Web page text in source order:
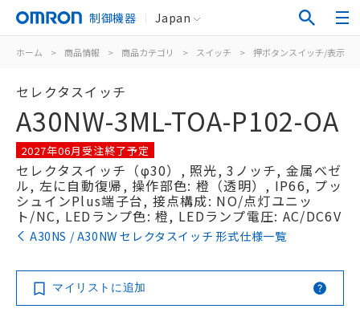
制御機器 Japan
ホーム > 商品情報 > 商品カテゴリ > スイッチ > 押ボタンスイッチ/表示灯
セレクタスイッチ
A30NW-3ML-TOA-P102-OA
2027年06月受注終了予定
セレクタスイッチ（φ30）, 照光, 3ノッチ, 金属ベゼ
ル, 左に自動復帰, 操作部色: 橙（透明）, IP66, プッ
シュインPlus端子台, 接点構成: NO/点灯ユニッ
ト/NC, LEDランプ色: 橙, LEDランプ電圧: AC/DC6V
A30NS / A30NW セレクタスイッチ 形式仕様一覧
マイリストに追加